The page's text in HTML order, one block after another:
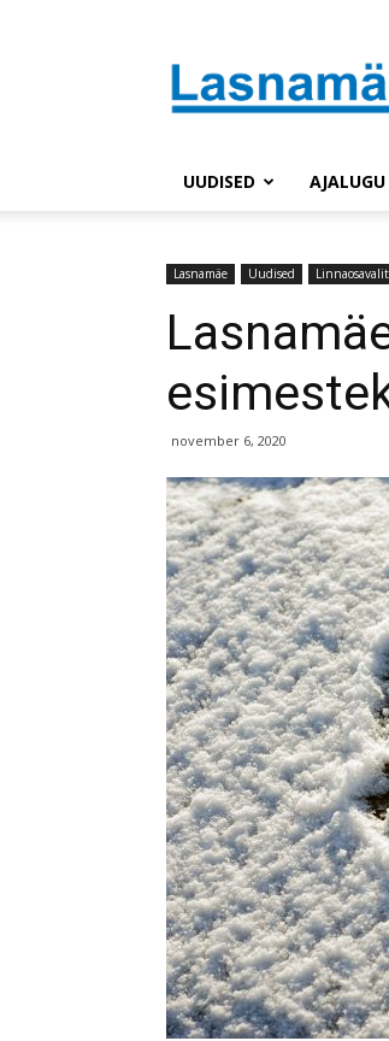
UUDISED
Lasnamäe Uudised
november 6, 2020